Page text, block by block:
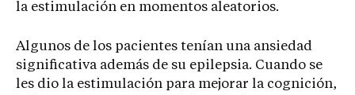
la estimulación en momentos aleatorios.
Algunos de los pacientes tenían una ansiedad
significativa además de su epilepsia. Cuando se
les dio la estimulación para mejorar la cognición,